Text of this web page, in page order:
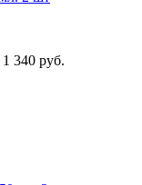
1 340 руб.